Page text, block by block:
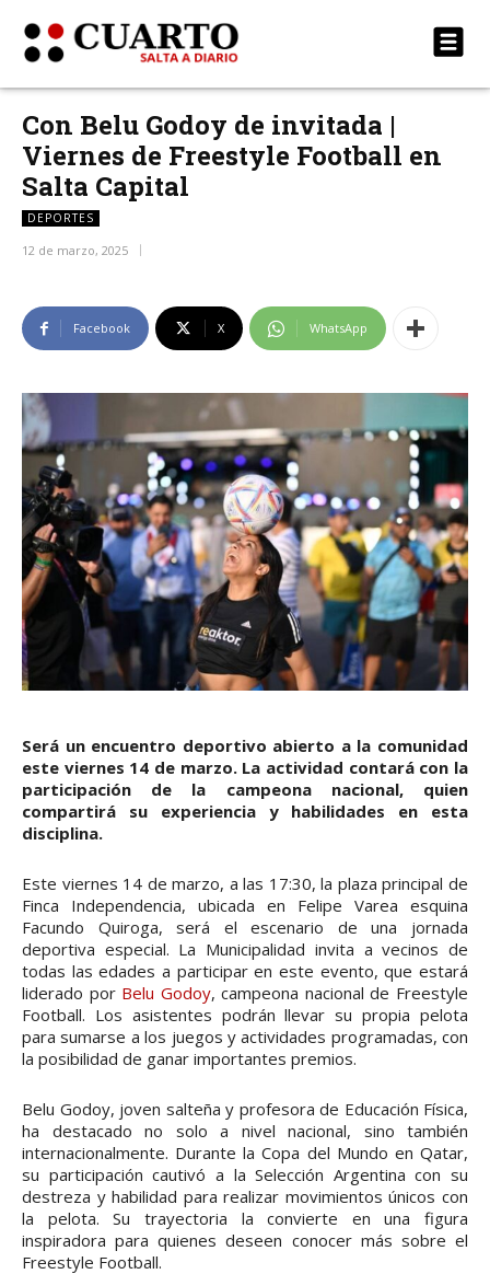
Con Belu Godoy de invitada |
Viernes de Freestyle Football en
Salta Capital
DEPORTES
12 de marzo, 2025
Facebook X WhatsApp
Será un encuentro deportivo abierto a la comunidad
este viernes 14 de marzo. La actividad contará con la
participación de la campeona nacional, quien
compartirá su experiencia y habilidades en esta
disciplina.
Este viernes 14 de marzo, a las 17:30, la plaza principal de
Finca Independencia, ubicada en Felipe Varea esquina
Facundo Quiroga, será el escenario de una jornada
deportiva especial. La Municipalidad invita a vecinos de
todas las edades a participar en este evento, que estará
liderado por Belu Godoy, campeona nacional de Freestyle
Football. Los asistentes podrán llevar su propia pelota
para sumarse a los juegos y actividades programadas, con
la posibilidad de ganar importantes premios.
Belu Godoy, joven salteña y profesora de Educación Física,
ha destacado no solo a nivel nacional, sino también
internacionalmente. Durante la Copa del Mundo en Qatar,
su participación cautivó a la Selección Argentina con su
destreza y habilidad para realizar movimientos únicos con
la pelota. Su trayectoria la convierte en una figura
inspiradora para quienes deseen conocer más sobre el
Freestyle Football.